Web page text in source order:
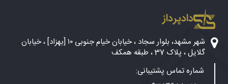
دادپرداز
شهر مشهد، بلوار سجاد ، خیابان خیام جنوبی ۱۰ [بهزاد] ، خیابان
گلایل ، پلاک 37 ، طبقه همکف
شماره تماس پشتیبانی: